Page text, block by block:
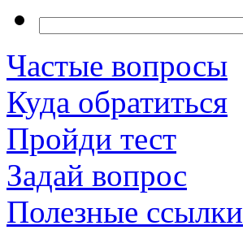
Частые вопросы
Куда обратиться
Пройди тест
Задай вопрос
Полезные ссылки